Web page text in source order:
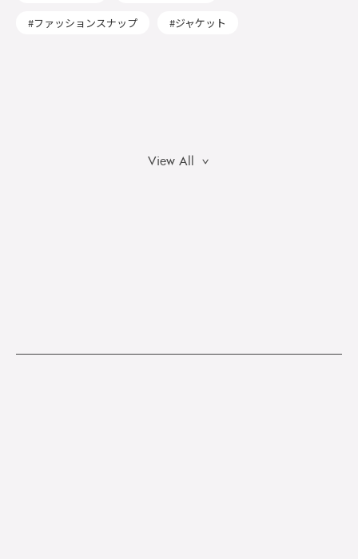
ファッションスナップ ジャケット
View All